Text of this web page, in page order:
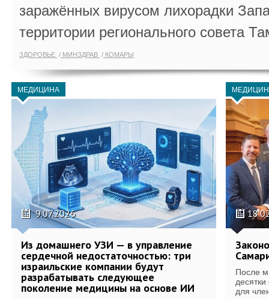
заражённых вирусом лихорадки
территории регионального совета
ЗДОРОВЬЕ МИНЗДРАВ КОМАРЫ
МЕДИЦИНА
9.07.2026
Из домашнего УЗИ — в управление
сердечной недостаточностью: три
израильские компании будут
разрабатывать следующее
поколение медицины на основе ИИ
После
для